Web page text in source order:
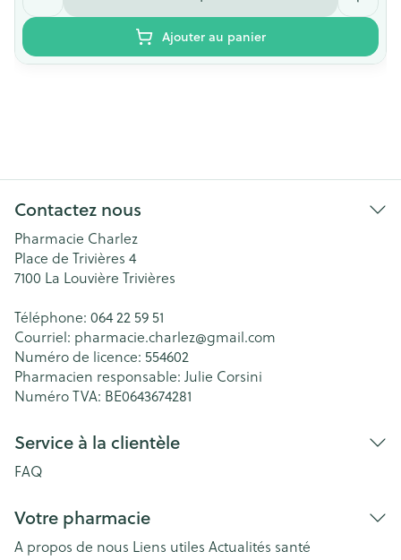
Ajouter au panier
Contactez nous
Pharmacie Charlez
Place de Trivières 4
7100 La Louvière Trivières
Téléphone: 064 22 59 51
Courriel: pharmacie.charlez@gmail.com
Numéro de licence: 554602
Pharmacien responsable: Julie Corsini
Numéro TVA: BE0643674281
Service à la clientèle
FAQ
Votre pharmacie
A propos de nous Liens utiles Actualités santé